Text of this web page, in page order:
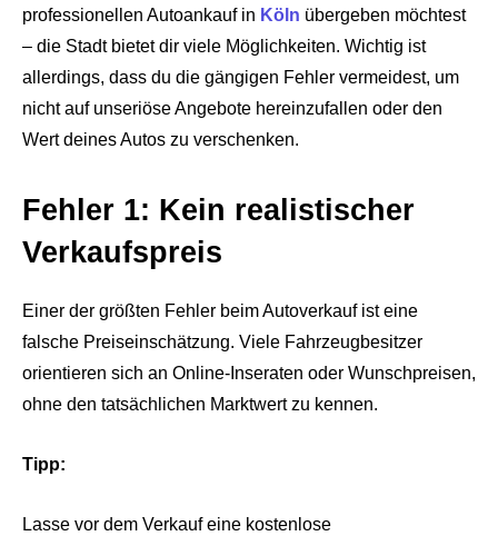
professionellen Autoankauf in Köln übergeben möchtest
– die Stadt bietet dir viele Möglichkeiten. Wichtig ist
allerdings, dass du die gängigen Fehler vermeidest, um
nicht auf unseriöse Angebote hereinzufallen oder den
Wert deines Autos zu verschenken.
Fehler 1: Kein realistischer
Verkaufspreis
Einer der größten Fehler beim Autoverkauf ist eine
falsche Preiseinschätzung. Viele Fahrzeugbesitzer
orientieren sich an Online-Inseraten oder Wunschpreisen,
ohne den tatsächlichen Marktwert zu kennen.
Tipp:
Lasse vor dem Verkauf eine kostenlose